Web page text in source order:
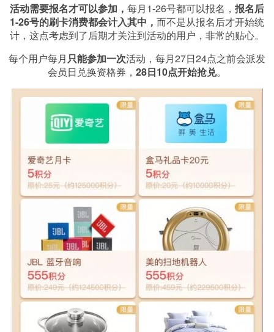
活动需要报名才可以参加， 每月1-26号都可以报名， 报名后
1-26号的刷卡消费都会计入其中， 而不是从报名后才开始统
计，这点考虑到了后期才关注到活动的用户，非常的贴心。
每个用户每月只能参加一次活动，每月27日24点之前会派发
会员日兑换资格券， 28日10点开始抢兑。